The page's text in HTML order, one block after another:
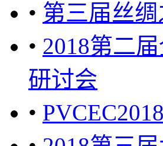
• 第三届丝
• 2018第二
研讨会
•